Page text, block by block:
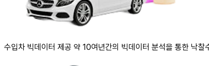
수입차 빅데이터 제공 약 10여년간의 빅데이터 분석을 통한 낙찰